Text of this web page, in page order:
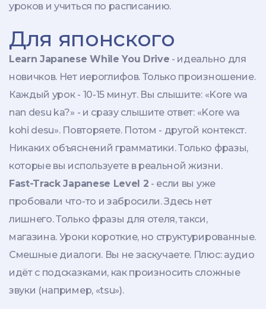
уроков и учиться по расписанию.
Для японского
Learn Japanese While You Drive - идеально для
новичков. Нет иероглифов. Только произношение.
Каждый урок - 10-15 минут. Вы слышите: «Kore wa
nan desu ka?» - и сразу слышите ответ: «Kore wa
kohi desu». Повторяете. Потом - другой контекст.
Никаких объяснений грамматики. Только фразы,
которые вы используете в реальной жизни.
Fast-Track Japanese Level 2 - если вы уже
пробовали что-то и забросили. Здесь нет
лишнего. Только фразы для отеля, такси,
магазина. Уроки короткие, но структурированные.
Смешные диалоги. Вы не заскучаете. Плюс: аудио
идёт с подсказками, как произносить сложные
звуки (например, «tsu»).